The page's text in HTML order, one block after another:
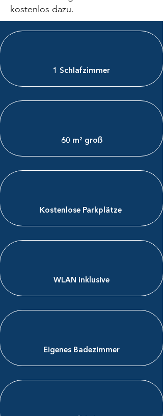
kostenlos dazu.
1 Schlafzimmer
60 m² groß
Kostenlose Parkplätze
WLAN inklusive​
Eigenes Badezimmer